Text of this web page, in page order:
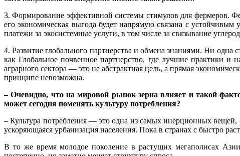
3. Формирование эффективной системы стимулов для фермеров.
его экономическая выгода будет напрямую связана с
платежи за экосистемные услуги, в том числе за связывание
4. Развитие глобального партнерства и обмена знаниями. Ни
как Глобальное почвенное партнерство, где лучшие практики и
аграрного сектора — это не абстрактная цель, а прямая
принципе невозможна.
– Очевидно, что на мировой рынок зерна влияет и такой
может сегодня поменять культуру потребления?
– Культура потребления — это одна из самых инерционных вещей,
ускоряющаяся урбанизация населения. Пока в странах с быстро
В то же время молодое поколение в растущих мегаполисах